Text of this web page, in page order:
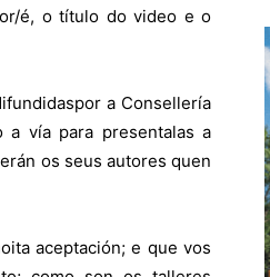
é, o título do video e o
a Consellería
a vía para presentalas a
os seus autores quen
aceptación; e que vos